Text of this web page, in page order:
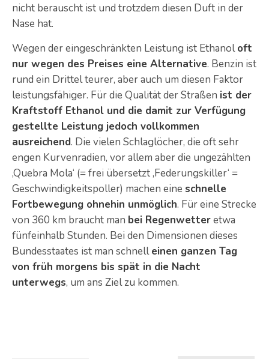
nicht berauscht ist und trotzdem diesen Duft in der
Nase hat.
Wegen der eingeschränkten Leistung ist Ethanoloft
nur wegen des Preises eine Alternative. Benzin ist
rund ein Drittel teurer, aber auch um diesen Faktor
leistungsfähiger. Für die Qualität der Straßen ist der
Kraftstoff Ethanol und die damit zur Verfügung
gestellte Leistung jedoch vollkommen
ausreichend. Die vielen Schlaglöcher, die oft sehr
engen Kurvenradien, vor allem aber die ungezählten
‚Quebra Mola‘ (= frei übersetzt ‚Federungskiller‘ =
Geschwindigkeitspoller) machen eine schnelle
Fortbewegung ohnehin unmöglich. Für eine Strecke
von 360 km braucht man bei Regenwetteretwa
fünfeinhalb Stunden. Bei den Dimensionen dieses
Bundesstaates ist man schnelleinen ganzen Tag
von früh morgens bis spät in die Nacht
unterwegs, um ans Ziel zu kommen.